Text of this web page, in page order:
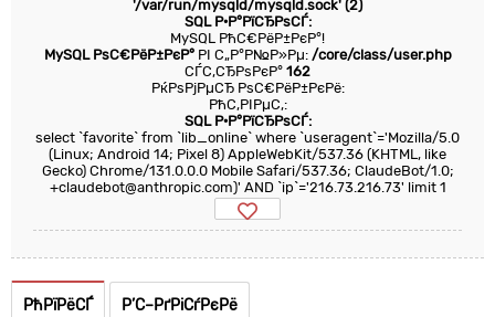
'/var/run/mysqld/mysqld.sock' (2)
SQL Р·Р°РїСЂРѕСЃ:
MySQL РћС€РёР±РєР°!
MySQL РѕС€РёР±РєР°РІ С„Р°Р№Р»Рµ: /core/class/user.php
СЃС‚СЂРѕРєР° 162
РќРѕРјРµСЂ РѕС€РёР±РєРё:
РћС‚РІРµС‚:
SQL Р·Р°РїСЂРѕСЃ:
select `favorite` from `lib_online` where `useragent`='Mozilla/5.0
(Linux; Android 14; Pixel 8) AppleWebKit/537.36 (KHTML, like
Gecko) Chrome/131.0.0.0 Mobile Safari/537.36; ClaudeBot/1.0;
+claudebot@anthropic.com)' AND `ip`='216.73.216.73' limit 1
РћРїРёСЃ Р’С–РґРіСѓРєРё